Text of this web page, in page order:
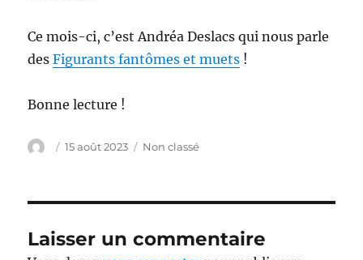
Ce mois-ci, c’est Andréa Deslacs qui nous parle
desFigurants fantômes et muets !
Bonne lecture !
Auteur
Publié
15 août 2023 Catégories
Non classé
Laisser un commentaire